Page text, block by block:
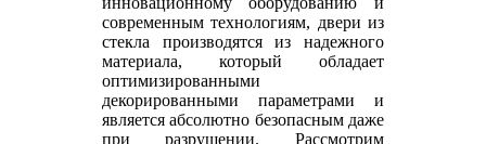
современным технологиям, двери из
стекла производятся из надежного
материала, который обладает
оптимизированными
декорированными параметрами и
является абсолютно безопасным даже
при разрушении. Рассмотрим